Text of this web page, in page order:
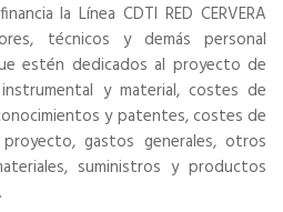
la Línea CDTI RED CERVERA
técnicos y demás personal
estén dedicados al proyecto de
y material, costes de
y patentes, costes de
gastos generales, otros
suministros y productos